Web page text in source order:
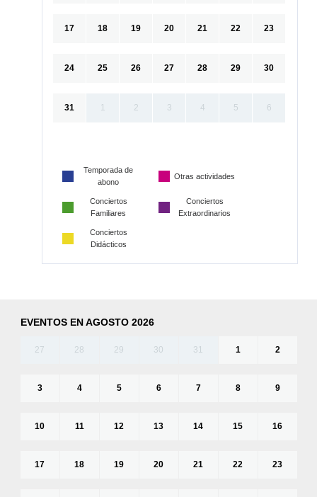
17 18 19 20 21 22 23
24 25 26 27 28 29 30
31 1 2 3 4 5 6
Temporada de
abono
Otras actividades
Conciertos
Familiares
Conciertos
Extraordinarios
Conciertos
Didácticos
EVENTOS EN AGOSTO 2026
27 28 29 30 31 1 2
3 4 5 6 7 8 9
10 11 12 13 14 15 16
17 18 19 20 21 22 23